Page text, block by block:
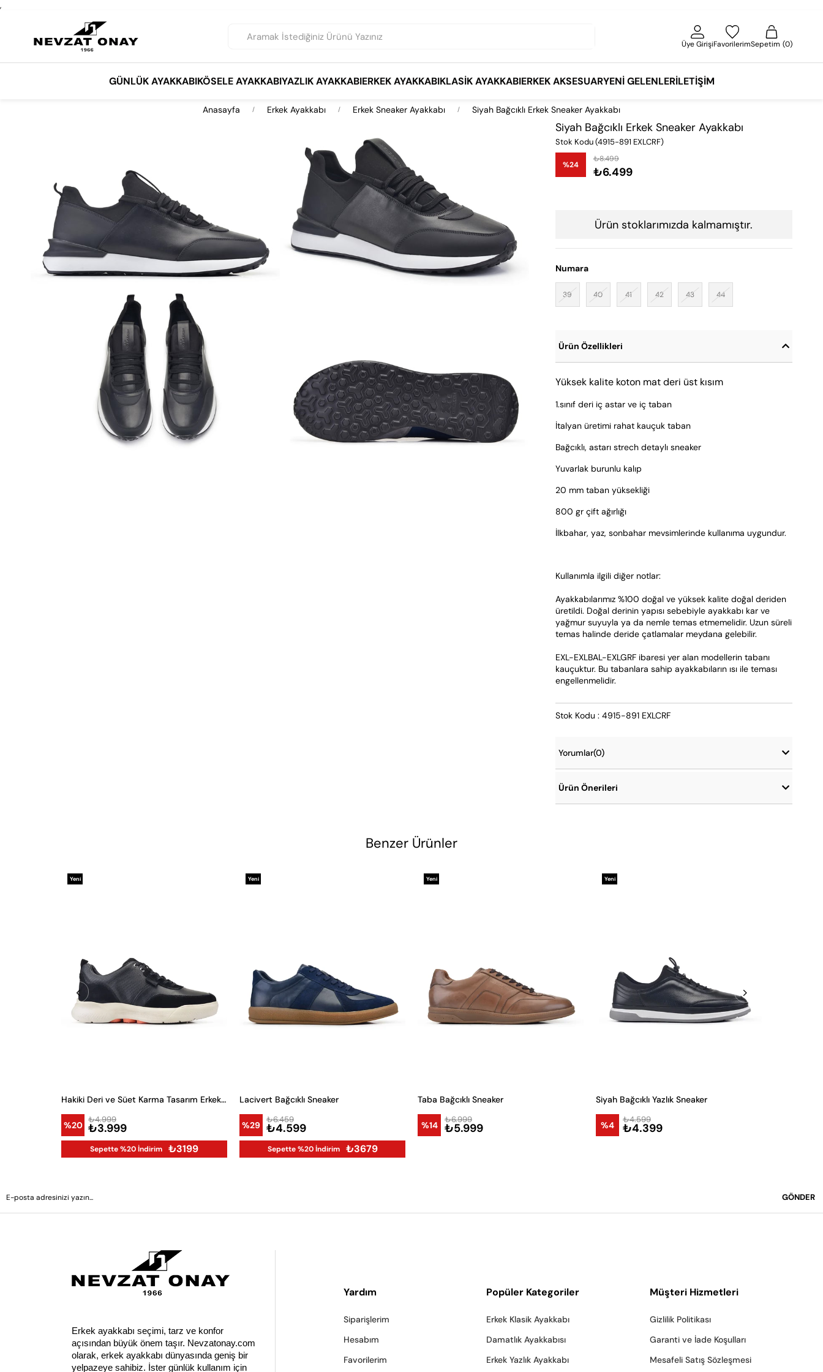
,
Üye GirişiFavorilerimSepetim 0
GÜNLÜK AYAKKABIKÖSELE AYAKKABIYAZLIK AYAKKABIERKEK AYAKKABIKLASIK AYAKKABIERKEK AKSESUARYENI GELENLERİLETIŞIM
Anasayfa Erkek Ayakkabı Erkek Sneaker Ayakkabı Siyah Bağcıklı Erkek Sneaker Ayakkabı
Siyah Bağcıklı Erkek Sneaker Ayakkabı
Stok Kodu(4915-891 EXLCRF)
%24
İndirim
₺8.499
₺6.499
Ürün stoklarımızda kalmamıştır.
Numara
39 40 41 42 43 44
Ürün Özellikleri
Yüksek kalite koton mat deri üst kısım
1.sınıf deri iç astar ve iç taban
İtalyan üretimi rahat kauçuk taban
Bağcıklı, astarı strech detaylı sneaker
Yuvarlak burunlu kalıp
20 mm taban yüksekliği
800 gr çift ağırlığı
İlkbahar, yaz, sonbahar mevsimlerinde kullanıma uygundur.
Kullanımla ilgili diğer notlar:
Ayakkabılarımız %100 doğal ve yüksek kalite doğal deriden
üretildi. Doğal derinin yapısı sebebiyle ayakkabı kar ve
yağmur suyuyla ya da nemle temas etmemelidir. Uzun süreli
temas halinde deride çatlamalar meydana gelebilir.
EXL-EXLBAL-EXLGRF ibaresi yer alan modellerin tabanı
kauçuktur. Bu tabanlara sahip ayakkabıların ısı ile teması
engellenmelidir.
Stok Kodu : 4915-891 EXLCRF
Yorumlar(0)
Ürün Önerileri
Benzer Ürünler
Hakiki Deri ve Süet Karma Tasarım Erkek Sneaker
%20 ₺3.999
₺4.999
Yeni
Sepette %20 İndirim ₺3199
Lacivert Bağcıklı Sneaker
%29 ₺4.599
₺6.459
Yeni
Sepette %20 İndirim ₺3679
Taba Bağcıklı Sneaker
%14 ₺5.999
₺6.999
Yeni
Siyah Bağcıklı Yazlık Sneaker
%4 ₺4.399
₺4.599
Yeni
GÖNDER
Erkek ayakkabı seçimi, tarz ve konfor
açısından büyük önem taşır. Nevzatonay.com
olarak, erkek ayakkabı dünyasında geniş bir
yelpazeye sahibiz. İster günlük kullanım için
Yardım
Siparişlerim
Hesabım
Favorilerim
Popüler Kategoriler
Erkek Klasik Ayakkabı
Damatlık Ayakkabısı
Erkek Yazlık Ayakkabı
Müşteri Hizmetleri
Gizlilik Politikası
Garanti ve İade Koşulları
Mesafeli Satış Sözleşmesi